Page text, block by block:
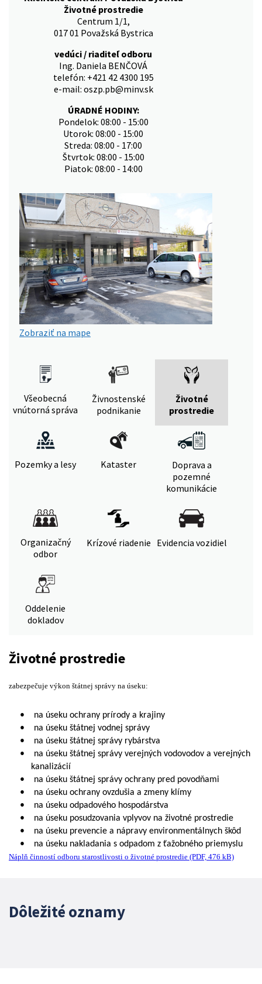
Životné prostredie
Centrum 1/1,
017 01 Považská Bystrica
vedúci / riaditeľ odboru
Ing. Daniela BENČOVÁ
telefón: +421 42 4300 195
e-mail: oszp.pb@minv.sk
ÚRADNÉ HODINY:
Pondelok: 08:00 - 15:00
Utorok: 08:00 - 15:00
Streda: 08:00 - 17:00
Štvrtok: 08:00 - 15:00
Piatok: 08:00 - 14:00
Zobraziť na mape
Všeobecná
vnútorná správa
Živnostenské
podnikanie
Životné
prostredie
Pozemky a lesy Kataster
Doprava a
pozemné
komunikácie
Organizačný
odbor
Krízové riadenie Evidencia vozidiel
Oddelenie
dokladov
Životné prostredie
zabezpečuje výkon štátnej správy na úseku:
•
na úseku ochrany prírody a krajiny
•
na úseku štátnej vodnej správy
•
na úseku štátnej správy rybárstva
•
na úseku štátnej správy verejných vodovodov a verejných
kanalizácií
•
na úseku štátnej správy ochrany pred povodňami
•
na úseku ochrany ovzdušia a zmeny klímy
•
na úseku odpadového hospodárstva
•
na úseku posudzovania vplyvov na životné prostredie
•
na úseku prevencie a nápravy environmentálnych škôd
•
na úseku nakladania s odpadom z ťažobného priemyslu
Náplň činností odboru starostlivosti o životné prostredie (PDF, 476 kB)
Dôležité oznamy